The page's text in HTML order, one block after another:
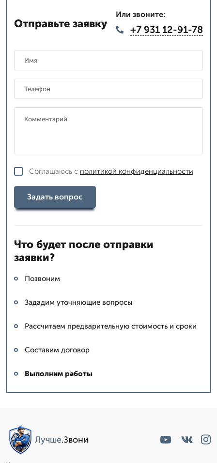
Отправьте заявку
Или звоните:
+7 931 12-91-78
Соглашаюсь с политикой конфиденциальности
Задать вопрос
Что будет после отправки
заявки?
Позвоним
Зададим уточняющие вопросы
Рассчитаем предварительную стоимость и сроки
Составим договор
Выполним работы
Лучше.Звони
Пишет Вам...